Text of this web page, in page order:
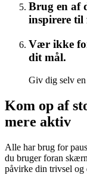
Brug en af
inspirere til
Vær ikke
dit mål.
Giv dig selv en
Kom op af
mere aktiv
Alle har brug for
du bruger foran
påvirke din trivsel og